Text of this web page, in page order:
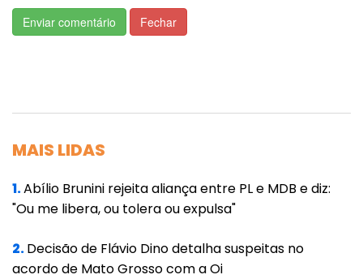
Governo de MT
Mato Grosso passou a disponibilizar, a partir
doações.
Aecim Tocantins até sábado (11), das 8h às
Enviar comentário Fechar
MAIS LIDAS
1.Abílio Brunini rejeita aliança entre PL e MDB e diz:
"Ou me libera, ou tolera ou expulsa"
2.Decisão de Flávio Dino detalha suspeitas no
acordo de Mato Grosso com a Oi